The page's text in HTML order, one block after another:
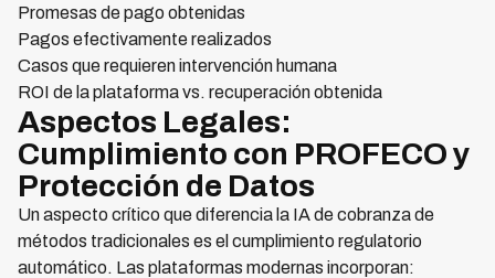
Promesas de pago obtenidas
Pagos efectivamente realizados
Casos que requieren intervención humana
ROI de la plataforma vs. recuperación obtenida
Aspectos Legales:
Cumplimiento con PROFECO y
Protección de Datos
Un aspecto crítico que diferencia la IA de cobranza de
métodos tradicionales es el cumplimiento regulatorio
automático. Las plataformas modernas incorporan: